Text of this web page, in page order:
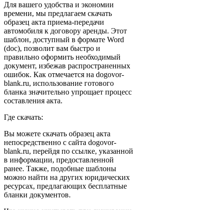
Для вашего удобства и экономии
времени, мы предлагаем скачать
образец акта приема-передачи
автомобиля к договору аренды. Этот
шаблон, доступный в формате Word
(doc), позволит вам быстро и
правильно оформить необходимый
документ, избежав распространенных
ошибок. Как отмечается на dogovor-
blank.ru, использование готового
бланка значительно упрощает процесс
составления акта.
Где скачать:
Вы можете скачать образец акта
непосредственно с сайта dogovor-
blank.ru, перейдя по ссылке, указанной
в информации, предоставленной
ранее. Также, подобные шаблоны
можно найти на других юридических
ресурсах, предлагающих бесплатные
бланки документов.